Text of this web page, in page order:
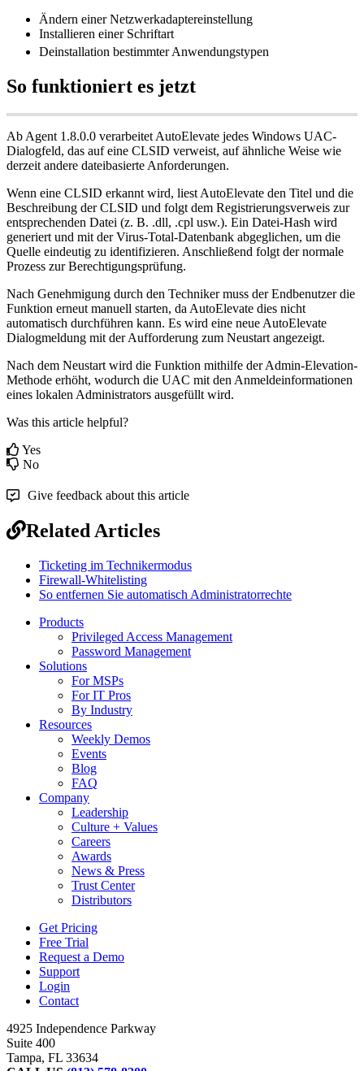
Ändern einer Netzwerkadaptereinstellung
Installieren einer Schriftart
Deinstallation bestimmter Anwendungstypen
So funktioniert es jetzt
Ab Agent 1 .8.0.0 verarbeitet AutoElevate jedes Windows UAC-
Dialogfeld, das auf eine CLSID verweist, auf ähnliche Weise wie
derzeit andere dateibasierte Anforderungen.
Wenn eine CLSID erkannt wird, liest AutoElevate den Titel und die
Beschreibung der CLSID und folgt dem Registrierungsverweis zur
entsprechenden Datei (z. B. .dll, .cpl usw.). Ein Datei-Hash wird
generiert und mit der Virus-Total-Datenbank abgeglichen, um die
Quelle eindeutig zu identifizieren. Anschließend folgt der normale
Prozess zur Berechtigungsprüfung.
Nach Genehmigung durch den Techniker muss der Endbenutzer die
Funktion erneut manuell starten, da AutoElevate dies nicht
automatisch durchführen kann. Es wird eine neue AutoElevate
Dialogmeldung mit der Aufforderung zum Neustart angezeigt.
Nach dem Neustart wird die Funktion mithilfe der Admin-Elevation-
Methode erhöht, wodurch die UAC mit den Anmeldeinformationen
eines lokalen Administrators ausgefüllt wird.
Was this article helpful?
Yes
No
Give feedback about this article
Related Articles
Ticketing im Technikermodus
Firewall-Whitelisting
So entfernen Sie automatisch Administratorrechte
Products
Privileged Access Management
Password Management
Solutions
For MSPs
For IT Pros
By Industry
Resources
Weekly Demos
Events
Blog
FAQ
Company
Leadership
Culture + Values
Careers
Awards
News & Press
Trust Center
Distributors
Get Pricing
Free Trial
Request a Demo
Support
Login
Contact
4925 Independence Parkway
Suite 400
Tampa, FL 33634